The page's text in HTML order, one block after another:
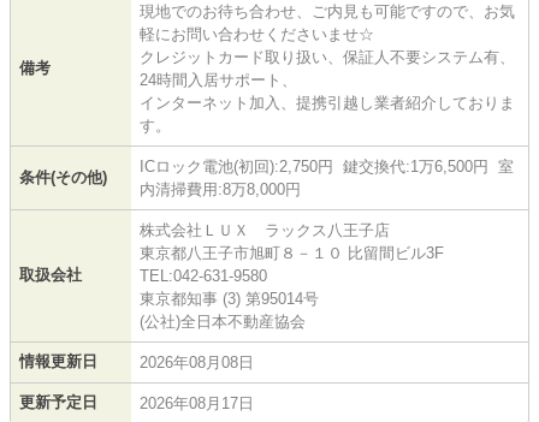
備考
現地でのお待ち合わせ、ご内見も可能ですので、お気
軽にお問い合わせくださいませ☆
クレジットカード取り扱い、保証人不要システム有、
24時間入居サポート、
インターネット加入、提携引越し業者紹介しておりま
す。
条件(その他)
ICロック電池(初回):2,750円 鍵交換代:1万6,500円 室
内清掃費用:8万8,000円
取扱会社
株式会社ＬＵＸ ラックス八王子店
東京都八王子市旭町８－１０ 比留間ビル3F
TEL:042-631-9580
東京都知事 (3) 第95014号
(公社)全日本不動産協会
情報更新日 2026年08月08日
更新予定日 2026年08月17日